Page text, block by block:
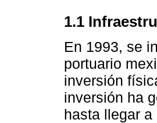
1.1
En 1993, se
portuario
inversión
inversión ha
hasta llegar